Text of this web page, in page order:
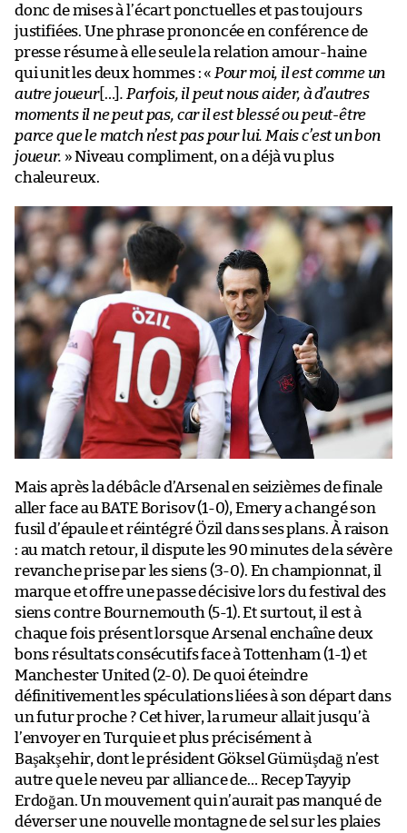
donc de mises à l’écart ponctuelles et pas toujours
justifiées. Une phrase prononcée en conférence de
presse résume à elle seule la relation amour-haine
qui unit les deux hommes : « Pour moi, il est comme un
autre joueur[…]. Parfois, il peut nous aider, à d’autres
moments il ne peut pas, car il est blessé ou peut-être
parce que le match n’est pas pour lui. Mais c’est un bon
joueur. » Niveau compliment, on a déjà vu plus
chaleureux.
Mais après la débâcle d’Arsenal en seizièmes de finale
aller face au BATE Borisov (1-0), Emery a changé son
fusil d’épaule et réintégré Özil dans ses plans. À raison
: au match retour, il dispute les 90 minutes de la sévère
revanche prise par les siens (3-0). En championnat, il
marque et offre une passe décisive lors du festival des
siens contre Bournemouth (5-1). Et surtout, il est à
chaque fois présent lorsque Arsenal enchaîne deux
bons résultats consécutifs face à Tottenham (1-1) et
Manchester United (2-0). De quoi éteindre
définitivement les spéculations liées à son départ dans
un futur proche ? Cet hiver, la rumeur allait jusqu’à
l’envoyer en Turquie et plus précisément à
Başakşehir, dont le président Göksel Gümüşdağ n’est
autre que le neveu par alliance de… Recep Tayyip
Erdoğan. Un mouvement qui n’aurait pas manqué de
déverser une nouvelle montagne de sel sur les plaies